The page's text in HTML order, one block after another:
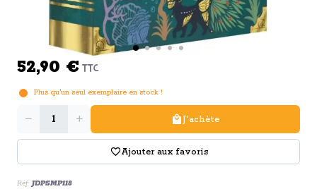
52,90 € TTC
Plus qu'un seul exemplaire en stock !
Quantité J'achète
Ajouter aux favoris
Réf: JDPSMP118